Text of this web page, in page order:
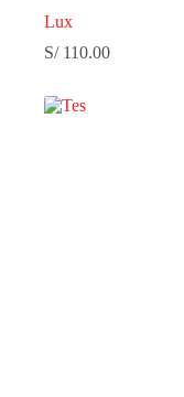
Lux
S/110.00